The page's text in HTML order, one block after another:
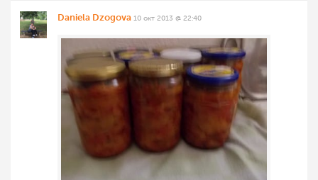
Daniela Dzogova 10 окт 2013 @ 22:40